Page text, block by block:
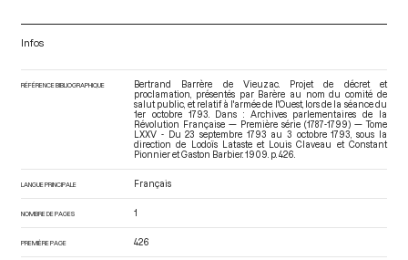
Infos
RÉFÉRENCE BIBLIOGRAPHIQUE
Bertrand Barrère de Vieuzac. Projet de décret et
proclamation, présentés par Barère au nom du comité de
salut public, et relatif à l'armée de l'Ouest, lors de la séance du
1er octobre 1793. Dans : Archives parlementaires de la
Révolution Française — Première série (1787-1799) — Tome
LXXV - Du 23 septembre 1793 au 3 octobre 1793
, sous la
direction de Lodoïs Lataste et Louis Claveau et Constant
Pionnier et Gaston Barbier. 1909. p. 426.
LANGUE PRINCIPALE Français
NOMBRE DE PAGES 1
PREMIÈRE PAGE 426